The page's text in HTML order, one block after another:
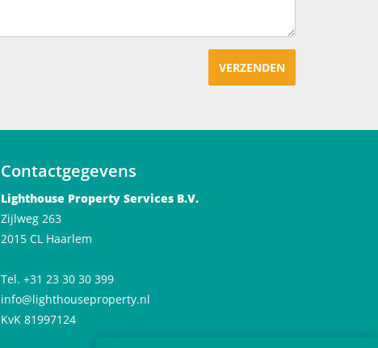
VERZENDEN
Contactgegevens
Lighthouse Property Services B.V.
Zijlweg 263
2015 CL Haarlem
Tel. +31 23 30 30 399
info@lighthouseproperty.nl
KvK 81997124